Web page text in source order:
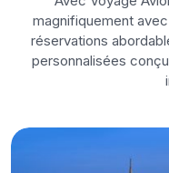
magnifiquement
réservations
personnalisées